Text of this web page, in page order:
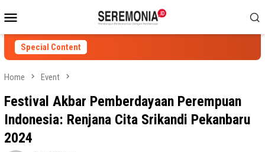
to
contentMenu
Special Content
Home Event
Festival Akbar Pemberdayaan Perempuan
Indonesia: Renjana Cita Srikandi Pekanbaru
2024